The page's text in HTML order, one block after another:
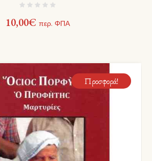
10,00€ περ. ΦΠΑ
Προσφορά!